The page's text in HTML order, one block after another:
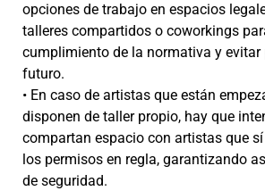
opciones de trabajo en espacios
talleres compartidos o coworkings
cumplimiento de la normativa y evitar
futuro.
• En caso de artistas que están
disponen de taller propio, hay que
compartan espacio con artistas que
los permisos en regla, garantizando
de seguridad.